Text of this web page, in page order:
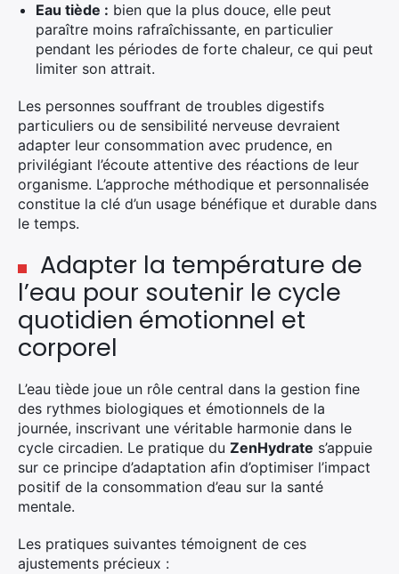
Eau tiède : bien que la plus douce, elle peut
paraître moins rafraîchissante, en particulier
pendant les périodes de forte chaleur, ce qui peut
limiter son attrait.
Les personnes souffrant de troubles digestifs
particuliers ou de sensibilité nerveuse devraient
adapter leur consommation avec prudence, en
privilégiant l’écoute attentive des réactions de leur
organisme. L’approche méthodique et personnalisée
constitue la clé d’un usage bénéfique et durable dans
le temps.
Adapter la température de
l’eau pour soutenir le cycle
quotidien émotionnel et
corporel
L’eau tiède joue un rôle central dans la gestion fine
des rythmes biologiques et émotionnels de la
journée, inscrivant une véritable harmonie dans le
cycle circadien. Le pratique du ZenHydrate s’appuie
sur ce principe d’adaptation afin d’optimiser l’impact
positif de la consommation d’eau sur la santé
mentale.
Les pratiques suivantes témoignent de ces
ajustements précieux :